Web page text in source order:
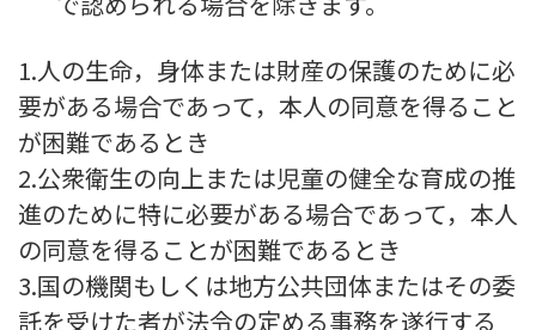
1.人の生命，身体または財産の保護のために必
要がある場合であって，本人の同意を得ること
が困難であるとき
2.公衆衛生の向上または児童の健全な育成の推
進のために特に必要がある場合であって，本人
の同意を得ることが困難であるとき
3.国の機関もしくは地方公共団体またはその委
託を受けた者が法令の定める事務を遂行する